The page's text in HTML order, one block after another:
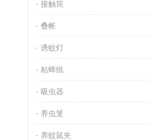
接触筒
叠帐
诱蚊灯
粘蟑纸
吸虫器
养虫笼
养蚊鼠夹